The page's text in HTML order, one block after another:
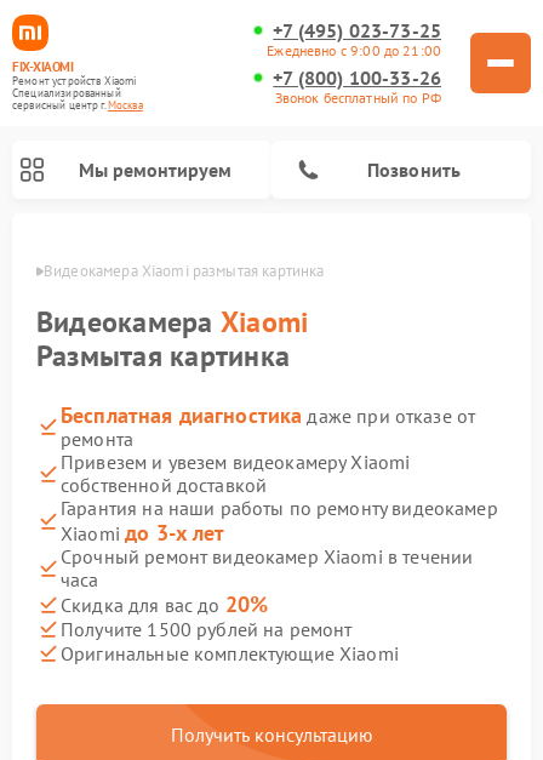
FIX-XIAOMI
Ремонт устройств Xiaomi
Специализированный
cервисный центр г.Москва
+7 (495) 023-73-25
Ежедневно с 9:00 до 21:00
+7 (800) 100-33-26
Звонок бесплатный по РФ
Мы ремонтируем Позвонить
Видеокамера Xiaomi размытая картинка
Видеокамера Xiaomi
Размытая картинка
Бесплатная диагностика даже при отказе от
ремонта
Привезем и увезем видеокамеру Xiaomi
собственной доставкой
Гарантия на наши работы по ремонту видеокамер
Xiaomiдо 3-х лет
Срочный ремонт видеокамер Xiaomi в течении
часа
Скидка для вас до 20%
Получите 1500 рублей на ремонт
Оригинальные комплектующие Xiaomi
Получить консультацию